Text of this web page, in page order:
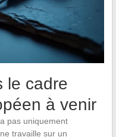
le cadre
à venir
pas uniquement
travaille sur un